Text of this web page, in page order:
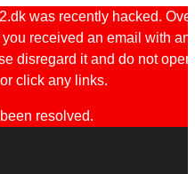
was recently hacked. Ove
received an email with an
disregard it and do not open
click any links.
resolved.